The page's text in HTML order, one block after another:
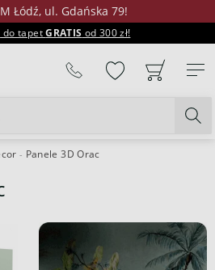
Łódź, ul. Gdańska 79!
do tapetGRATIS od 300 zł!
Panele 3D Orac